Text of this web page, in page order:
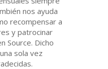
nos ayuda
recompensar a
y patrocinar
Source. Dicho
sola vez